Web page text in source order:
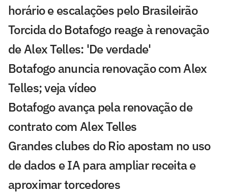
horário e escalações pelo Brasileirão
Torcida do Botafogo reage à renovação
de Alex Telles: 'De verdade'
Botafogo anuncia renovação com Alex
Telles; veja vídeo
Botafogo avança pela renovação de
contrato com Alex Telles
Grandes clubes do Rio apostam no uso
de dados e IA para ampliar receita e
aproximar torcedores